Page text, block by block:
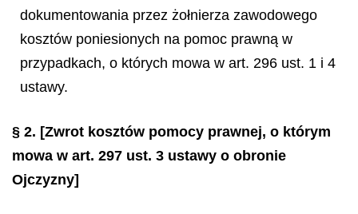
dokumentowania przez żołnierza zawodowego
kosztów poniesionych na pomoc prawną w
przypadkach, o których mowa w art. 296 ust. 1 i 4
ustawy.
§ 2. [Zwrot kosztów pomocy prawnej, o którym
mowa w art. 297 ust. 3 ustawy o obronie
Ojczyzny]